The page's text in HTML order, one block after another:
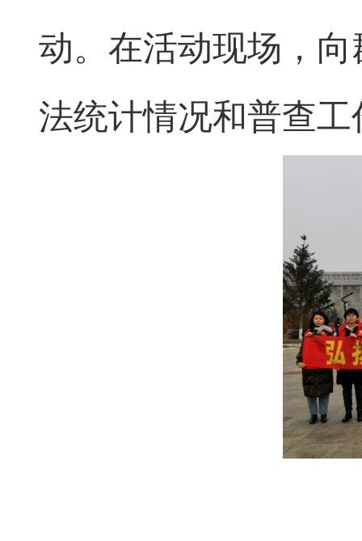
动。在活动现场，
法统计情况和普查